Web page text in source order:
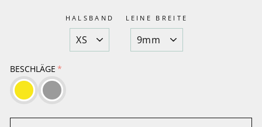
HALSBAND LEINE BREITE
BESCHLÄGE